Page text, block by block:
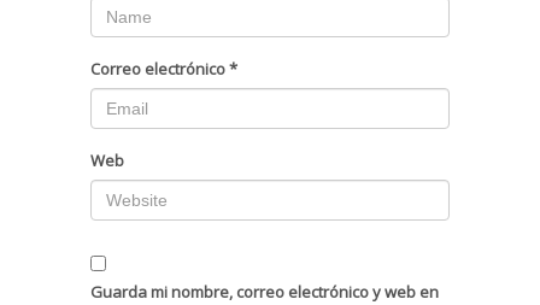
Correo electrónico*
Web
Guarda mi nombre, correo electrónico y web en